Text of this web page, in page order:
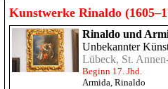
Kunstwerke Rinaldo
Rinaldo und
Unbekannter
Lübeck, St.
Beginn 17. Jhd.
Armida, Rinaldo